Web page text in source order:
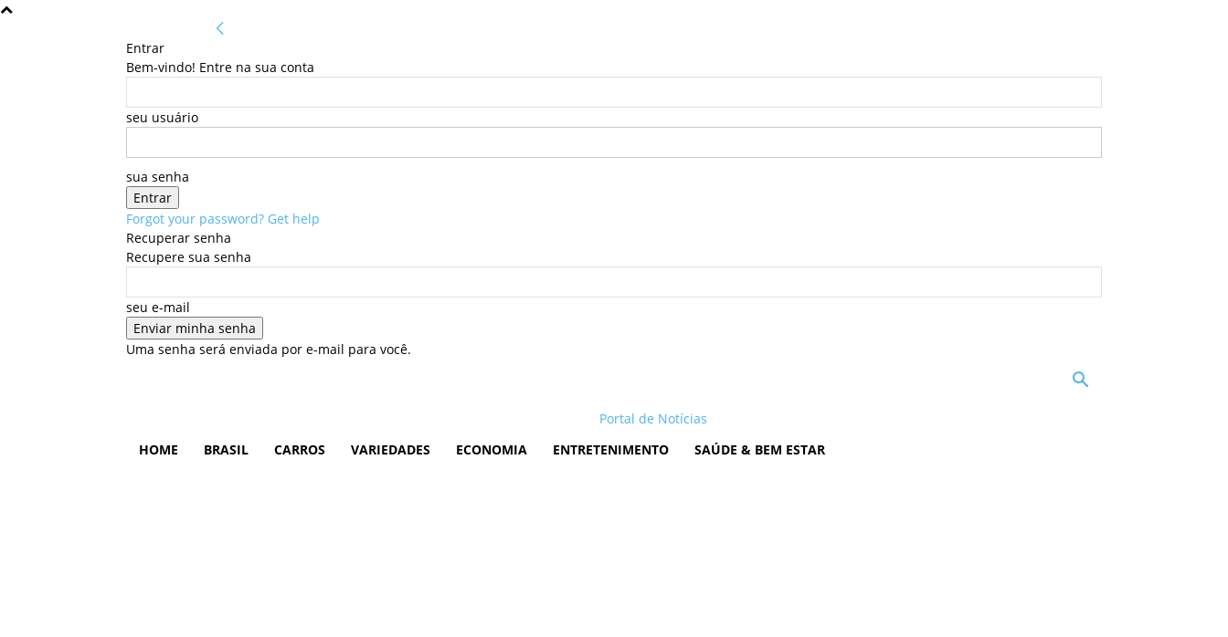
Entrar
Bem-vindo! Entre na sua conta
seu usuário
sua senha
Forgot your password? Get help
Recuperar senha
Recupere sua senha
seu e-mail
Uma senha será enviada por e-mail para você.
Portal de Notícias
HOME
BRASIL CARROS VARIEDADES ECONOMIA ENTRETENIMENTO SAÚDE & BEM ESTAR